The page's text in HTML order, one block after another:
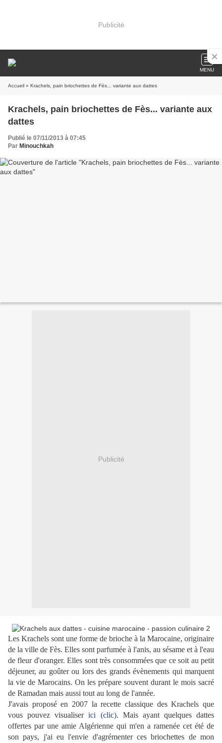
Publicité
MENU
Accueil » Krachels, pain briochettes de Fès... variante aux dattes
Krachels, pain briochettes de Fès... variante aux
dattes
Publié le 07/11/2013 à 07:45
Par Minouchkah
Publicité
Les Krachels sont une forme de brioche à la Marocaine, originaire
de la ville de Fès. Elles sont parfumée à l'anis, au sésame et à l'eau
de fleur d'oranger. Elles sont très consommées que ce soit au petit
déjeuner, au goûter ou lors des grands évènements qui marquent
la vie de Marocains. On les prépare souvent durant le mois sacré
de Ramadan mais aussi tout au long de l'année.
J'avais proposé en 2007 la recette classique des Krachels que
vous pouvez visualiserici (clic). Mais ayant quelques dattes
offertes par une amie Algérienne qui m'en a ramenée cet été de
son pays, j'ai eu l'envie d'agrémenter ces briochettes de mon